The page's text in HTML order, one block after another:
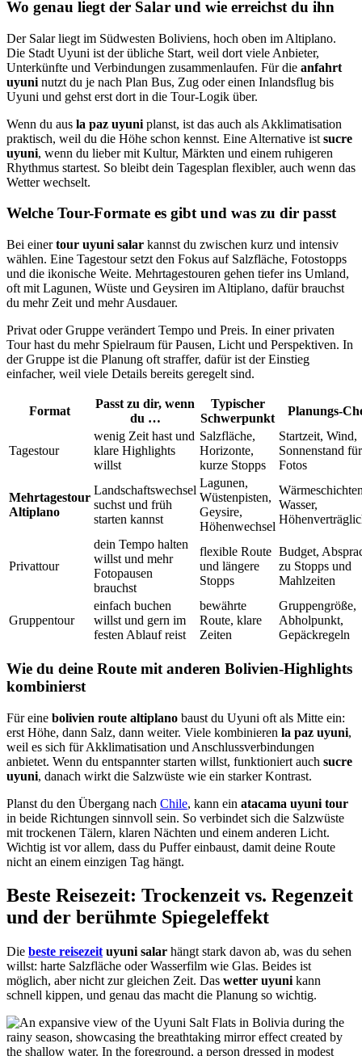
Wo genau liegt der Salar und wie erreichst du ihn
Der Salar liegt im Südwesten Boliviens, hoch oben im Altiplano.
Die Stadt Uyuni ist der übliche Start, weil dort viele Anbieter,
Unterkünfte und Verbindungen zusammenlaufen. Für die anfahrt
uyuni nutzt du je nach Plan Bus, Zug oder einen Inlandsflug bis
Uyuni und gehst erst dort in die Tour-Logik über.
Wenn du aus la paz uyuni planst, ist das auch als Akklimatisation
praktisch, weil du die Höhe schon kennst. Eine Alternative ist sucre
uyuni, wenn du lieber mit Kultur, Märkten und einem ruhigeren
Rhythmus startest. So bleibt dein Tagesplan flexibler, auch wenn das
Wetter wechselt.
Welche Tour-Formate es gibt und was zu dir passt
Bei einertour uyuni salar kannst du zwischen kurz und intensiv
wählen. Eine Tagestour setzt den Fokus auf Salzfläche, Fotostopps
und die ikonische Weite. Mehrtagestouren gehen tiefer ins Umland,
oft mit Lagunen, Wüste und Geysiren im Altiplano, dafür brauchst
du mehr Zeit und mehr Ausdauer.
Privat oder Gruppe verändert Tempo und Preis. In einer privaten
Tour hast du mehr Spielraum für Pausen, Licht und Perspektiven. In
der Gruppe ist die Planung oft straffer, dafür ist der Einstieg
einfacher, weil viele Details bereits geregelt sind.
Format
Passt zu dir, wenn
du …
Typischer
Schwerpunkt
Planungs-
Tagestour
wenig Zeit hast und
klare Highlights
willst
Salzfläche,
Horizonte,
kurze Stopps
Startzeit, Wind,
Sonnenstand für
Fotos
Mehrtagestour
Altiplano
Landschaftswechsel
suchst und früh
starten kannst
Lagunen,
Wüstenpisten,
Geysire,
Höhenwechsel
Wasser,
Privattour
dein Tempo halten
willst und mehr
Fotopausen
brauchst
flexible Route
und längere
Stopps
Budget,
zu Stopps und
Mahlzeiten
Gruppentour
einfach buchen
willst und gern im
festen Ablauf reist
bewährte
Route, klare
Zeiten
Gruppengröße,
Abholpunkt,
Gepäckregeln
Wie du deine Route mit anderen Bolivien-Highlights
kombinierst
Für eine bolivien route altiplano baust du Uyuni oft als Mitte ein:
erst Höhe, dann Salz, dann weiter. Viele kombinieren la paz uyuni,
weil es sich für Akklimatisation und Anschlussverbindungen
anbietet. Wenn du entspannter starten willst, funktioniert auch sucre
uyuni, danach wirkt die Salzwüste wie ein starker Kontrast.
Planst du den Übergang nach Chile, kann ein atacama uyuni tour
in beide Richtungen sinnvoll sein. So verbindet sich die Salzwüste
mit trockenen Tälern, klaren Nächten und einem anderen Licht.
Wichtig ist vor allem, dass du Puffer einbaust, damit deine Route
nicht an einem einzigen Tag hängt.
Beste Reisezeit: Trockenzeit vs. Regenzeit
und der berühmte Spiegeleffekt
Die beste reisezeit uyuni salar hängt stark davon ab, was du sehen
willst: harte Salzfläche oder Wasserfilm wie Glas. Beides ist
möglich, aber nicht zur gleichen Zeit. Das wetter uyuni kann
schnell kippen, und genau das macht die Planung so wichtig.